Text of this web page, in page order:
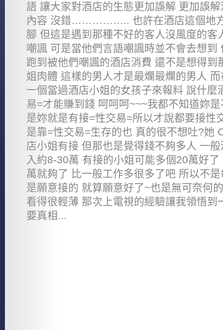
語 讓大家對酒店的生態更加誤解 更加誤
內容 沒錯…………….. 也許在酒店這個地方
腳 但這是遇到那種不好的客人沒風度的客
嘲諷 可是當他們言語嘲諷時並不會去想到
跑到被他們嘲諷的酒店消費 還不是想得到
姐肉體 這樣的男人才是最爛最爛的男人
一個當過酒店小姐的女孩子來報料 說什麼
易=才能賺到錢 呵呵呵~~~我都不知道妳
是妳就是有接=性交易=所以才說都要接性
是靠=性交易=生存的也 真的很不想吐?她
店小姐有接 但那也是覺得錢不夠多人 一
入約8-30萬 有接的小姐可能多個20萬好
萬就夠了 比一般工作多很多了吧 所以不
是願意接的 就算願意好了~也是無可奈何
看得很輕薄 那次上電視的經驗讓我領悟到
要真相...